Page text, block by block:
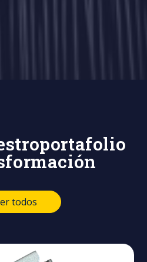
portafolio
todos